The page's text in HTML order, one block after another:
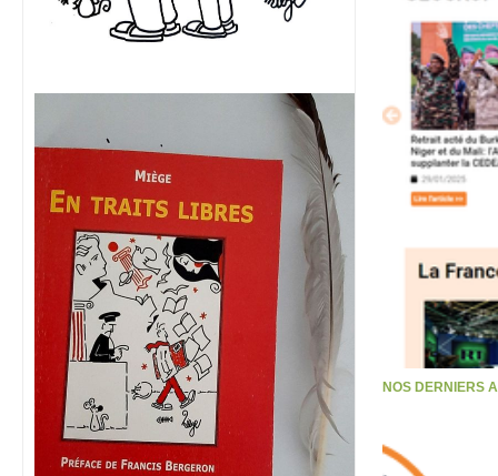
NOS DERNIERS